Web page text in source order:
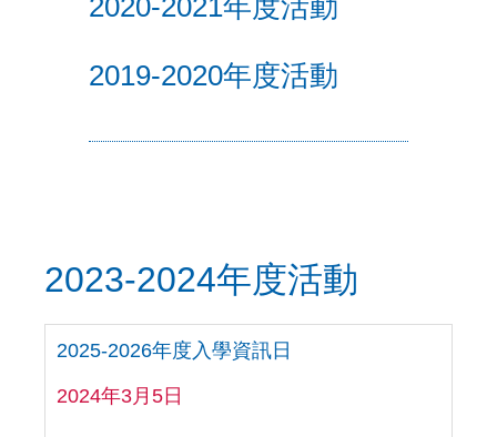
2020-2021年度活動
2019-2020年度活動
2023-2024年度活動
2025-2026年度入學資訊日
2024年3月5日